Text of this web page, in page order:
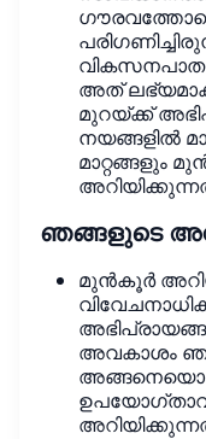
അത്
മുറയ്ക്ക്
നയങ്ങളിൽ
മാറ്റങ്ങളും
ഞങ്ങളുടെ
മുൻകൂർ
അവകാശം